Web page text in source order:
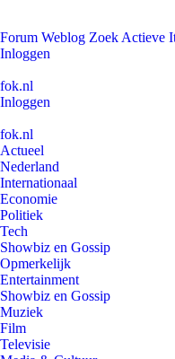
Forum Weblog Zoek Actieve
Inloggen
fok.nl
Inloggen
fok.nl
Actueel
Nederland
Internationaal
Economie
Politiek
Tech
Showbiz en Gossip
Opmerkelijk
Entertainment
Showbiz en Gossip
Muziek
Film
Televisie